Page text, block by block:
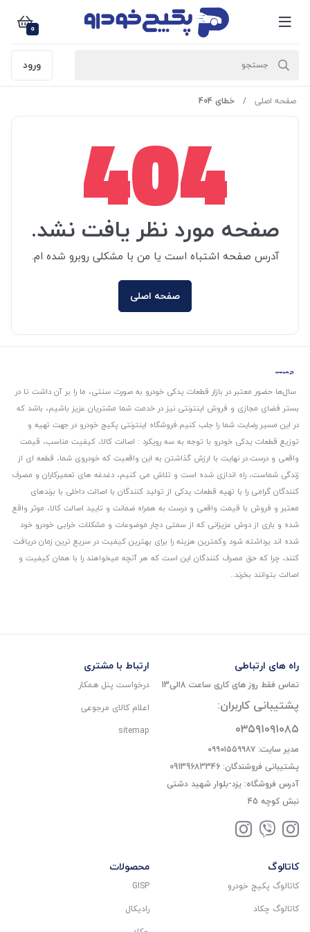
0
ورود
صفحه اصلی خطای 404
404
صفحه مورد نظر یافت نشد.
آدرس صفحه اشتباه است یا من با مشکلی روبرو شده ام.
صفحه اصلی
سال‌ها حضور معتبر در بازار قطعات یدکی خودرو به صورت سنتی، ما را بر آن داشت تا در
بستر فضای مجازی و فروش اینترنتی نیز در خدمت شما مشتریان عزیز باشیم، باشد که
در این مسیر رضایت شما را جلب کنیم.فروشگاه اینترنتی پکیج خودرو در جهت تهیه و
توزیع قطعات یدکی خودرو با توجه به سه رویکرد : اصالت کالا، کیفیت مناسب، قیمت
واقعی و درست.در نهایت با ارزش گذاشتن به این واقعیت که خودروی شما، قطعه ای از
زندگی شماست، راه اندازی شده است و تلاش می کنیم، دغدغه های تعمیرکاران و مصرف
کنندگان گرامی را با تهیه قطعات یدکی از تولید کنندگان با اصالت داخلی با برندهای
معتبر و فروش با قیمت واقعی و درست به همراه ضمانت و تایید اصالت کالا، موثر واقع
شده و باری از دوش عزیزانی که از سمتی دچار موضوعات و مشکلات خرابی خودرو خود
شده اند برداشته شود و‌کمترین هزینه را برای بهترین کیفیت در سریع ترین زمان دریافت
کنند، چرا که حق مصرف کنندگان این است که هر آنچه میخواهند را با همان کیفیت و
اصالت بتوانند بخرند..
راه های ارتباطی
تماس فقط روز های کاری ساعت 8الی13
پشتیبانی کاربران:
۰۳۵۹۱۰۹۱۰۸۵
مدیر سایت: ۰۹۹۰۱۵۵۹۹۸۷
پشتیبانی فروشندگان: 09139683346
آدرس فروشگاه: یزد-بلوار شهید دشتی
نبش کوچه 45
ارتباط با مشتری
درخواست پنل همکار
اعلام کالای مرجوعی
sitemap
کاتالوگ
کاتالوگ پکیج خودرو
کاتالوگ چکاد
محصولات
GISP
رادیکال